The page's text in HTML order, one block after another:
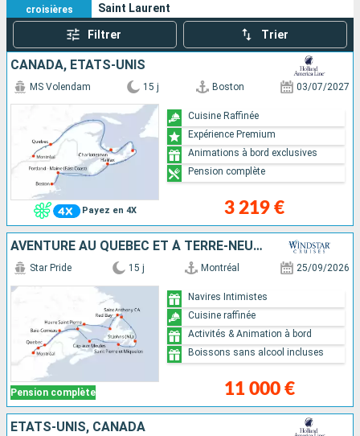
croisières
Saint Laurent
Filtrer Trier
CANADA, ÉTATS-UNIS
Payez en 4X
MS Volendam 15 j Boston 03/07/2027
3 219 €
Cuisine Raffinée
Expérience Premium
Animations à bord exclusives
Pension complète
AVENTURE AU QUÉBEC ET À TERRE-NEUVE
Pension complète
Star Pride 15 j Montréal 25/09/2026
11 000 €
Navires Intimistes
Cuisine raffinée
Activités & Animation à bord
Boissons sans alcool incluses
ÉTATS-UNIS, CANADA